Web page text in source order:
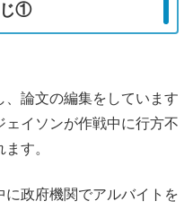
じ①
論文の編集をしています
イソンが作戦中に行方不
す。
政府機関でアルバイトを